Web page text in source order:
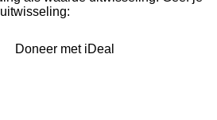
Doneer met iDeal